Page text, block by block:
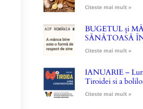
Citeste mai mult »
BUGETUL și
SĂNĂTOASĂ
Citeste mai mult »
IANUARIE –
Tiroidei si a
Citeste mai mult »